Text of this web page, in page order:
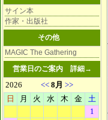
サイン本
作家・出版社
その他
MAGIC The Gathering
営業日のご案内 詳細→